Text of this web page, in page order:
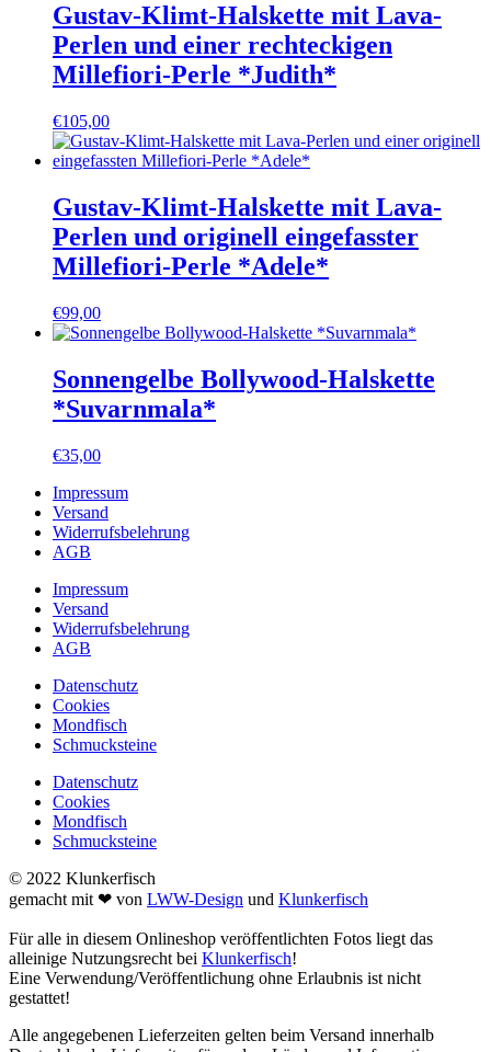
Gustav-Klimt-Halskette mit Lava-
Perlen und einer rechteckigen
Millefiori-Perle *Judith*
€105,00
Gustav-Klimt-Halskette mit Lava-
Perlen und originell eingefasster
Millefiori-Perle *Adele*
€99,00
Sonnengelbe Bollywood-Halskette
*Suvarnmala*
€35,00
Impressum
Versand
Widerrufsbelehrung
AGB
Impressum
Versand
Widerrufsbelehrung
AGB
Datenschutz
Cookies
Mondfisch
Schmucksteine
Datenschutz
Cookies
Mondfisch
Schmucksteine
© 2022 Klunkerfisch
gemacht mit ❤ von LWW-Design und Klunkerfisch
Für alle in diesem Onlineshop veröffentlichten Fotos liegt das
alleinige Nutzungsrecht bei Klunkerfisch!
Eine Verwendung/Veröffentlichung ohne Erlaubnis ist nicht
gestattet!
Alle angegebenen Lieferzeiten gelten beim Versand innerhalb